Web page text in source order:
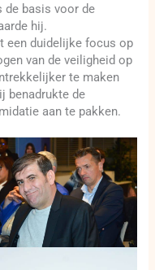
de basis voor de
hij.
een duidelijke focus op
van de veiligheid op
te maken
benadrukte de
aan te pakken.